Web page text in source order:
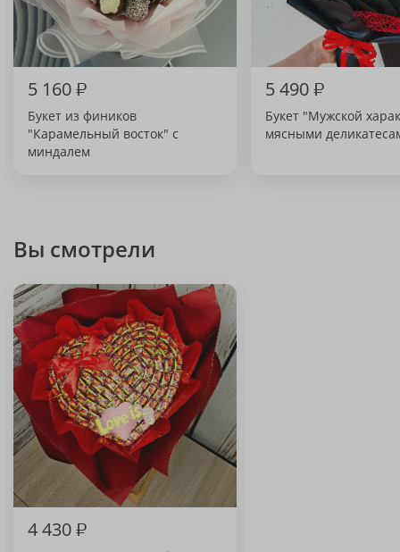
5 160₽
Букет из фиников
"Карамельный восток" с
миндалем
5 490₽
Букет "Мужской
мясными
Вы смотрели
4 430₽